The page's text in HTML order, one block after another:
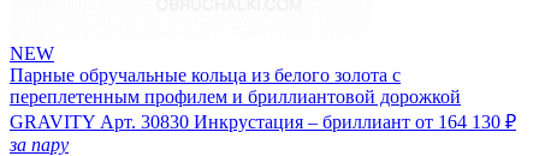
NEW
Парные обручальные кольца из белого золота с
переплетенным профилем и бриллиантовой дорожкой
GRAVITY Арт. 30830 Инкрустация – бриллиант от 164 130 ₽
за пару